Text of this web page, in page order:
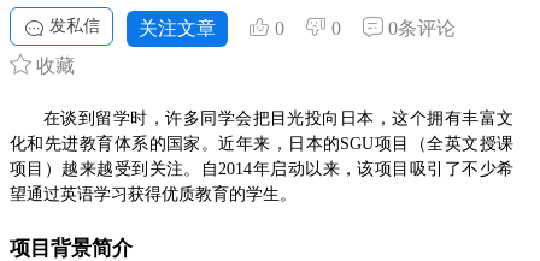
发私信 关注文章 0 0
0条评论
收藏
在谈到留学时，许多同学会把目光投向日本，这个拥有丰富文
化和先进教育体系的国家。近年来，日本的SGU项目（全英文授课
项目）越来越受到关注。自2014年启动以来，该项目吸引了不少希
望通过英语学习获得优质教育的学生。
项目背景简介